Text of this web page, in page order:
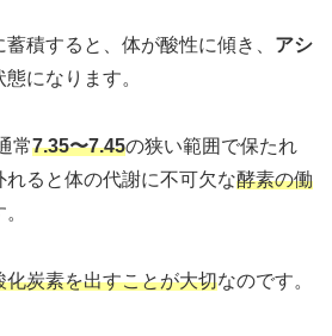
積すると、体が酸性に傾き、 アシ
になります。
常7.35〜7.45の狭い範囲で保たれ
ると体の代謝に不可欠な酵素の働
化炭素を出すことが大切なのです。